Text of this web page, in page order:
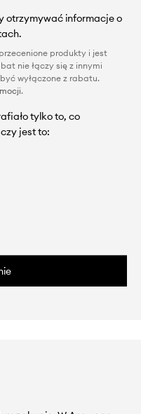
otrzymywać informacje o
produkty i jest
nie łączy się z innymi
wyłączone z rabatu.
.
tylko to, co
jest to: